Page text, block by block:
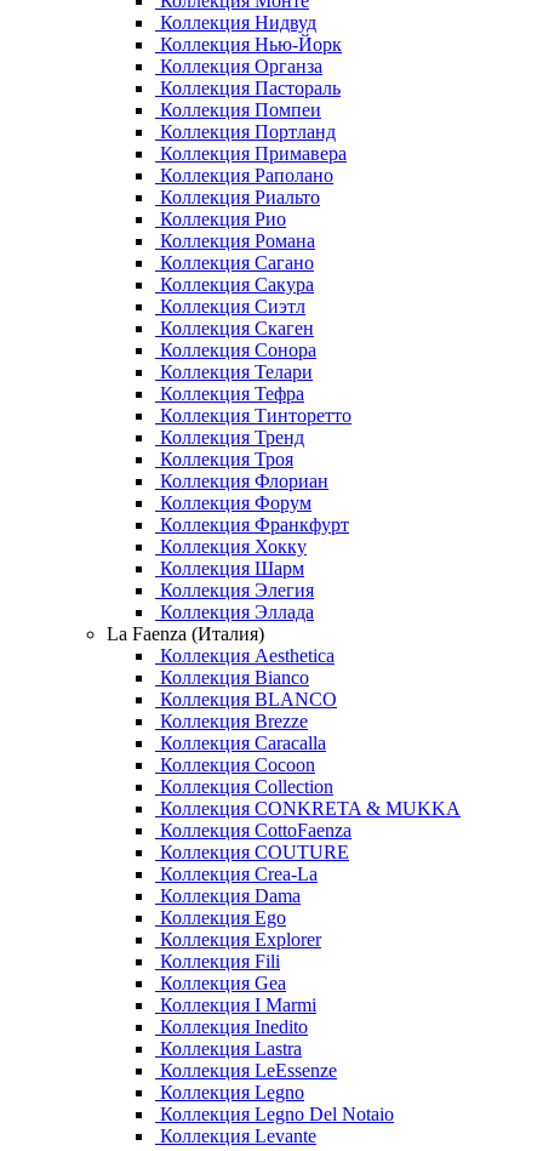
Коллекция Нидвуд
Коллекция Нью-Йорк
Коллекция Органза
Коллекция Пастораль
Коллекция Помпеи
Коллекция Портланд
Коллекция Примавера
Коллекция Раполано
Коллекция Риальто
Коллекция Рио
Коллекция Романа
Коллекция Сагано
Коллекция Сакура
Коллекция Сиэтл
Коллекция Скаген
Коллекция Сонора
Коллекция Телари
Коллекция Тефра
Коллекция Тинторетто
Коллекция Тренд
Коллекция Троя
Коллекция Флориан
Коллекция Форум
Коллекция Франкфурт
Коллекция Хокку
Коллекция Шарм
Коллекция Элегия
Коллекция Эллада
La Faenza (Италия)
Коллекция Aesthetica
Коллекция Bianco
Коллекция BLANCO
Коллекция Brezze
Коллекция Caracalla
Коллекция Cocoon
Коллекция Collection
Коллекция CONKRETA & MUKKA
Коллекция CottoFaenza
Коллекция COUTURE
Коллекция Crea-La
Коллекция Dama
Коллекция Ego
Коллекция Explorer
Коллекция Fili
Коллекция Gea
Коллекция I Marmi
Коллекция Inedito
Коллекция Lastra
Коллекция LeEssenze
Коллекция Legno
Коллекция Legno Del Notaio
Коллекция Levante